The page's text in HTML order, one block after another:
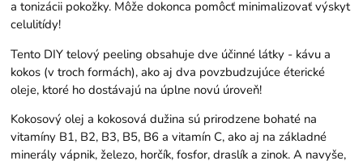
a tonizácii pokožky. Môže dokonca pomôcť minimalizovať výskyt
celulitídy!
Tento DIY telový peeling obsahuje dve účinné látky - kávu a
kokos (v troch formách), ako aj dva povzbudzujúce éterické
oleje, ktoré ho dostávajú na úplne novú úroveň!
Kokosový olej a kokosová dužina sú prirodzene bohaté na
vitamíny B1, B2, B3, B5, B6 a vitamín C, ako aj na základné
minerály vápnik, železo, horčík, fosfor, draslík a zinok. A navyše,